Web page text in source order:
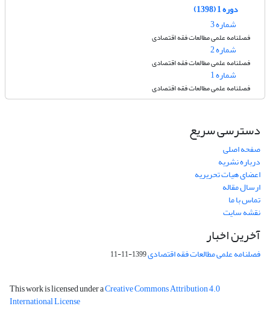
دوره 1 (1398)
شماره 3
فصلنامه علمی مطالعات فقه اقتصادی
شماره 2
فصلنامه علمی مطالعات فقه اقتصادی
شماره 1
فصلنامه علمی مطالعات فقه اقتصادی
دسترسی سریع
صفحه اصلی
درباره نشریه
اعضای هیات تحریریه
ارسال مقاله
تماس با ما
نقشه سایت
آخرین اخبار
فصلنامه علمی مطالعات فقه اقتصادی1399-11-11
This work is licensed under aCreative Commons Attribution 4.0
International License